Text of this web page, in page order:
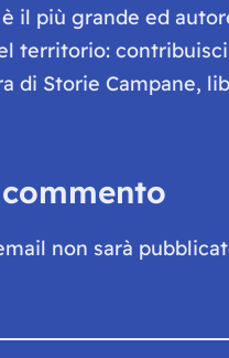
il più grande ed
territorio:
di Storie Campane,
non sarà